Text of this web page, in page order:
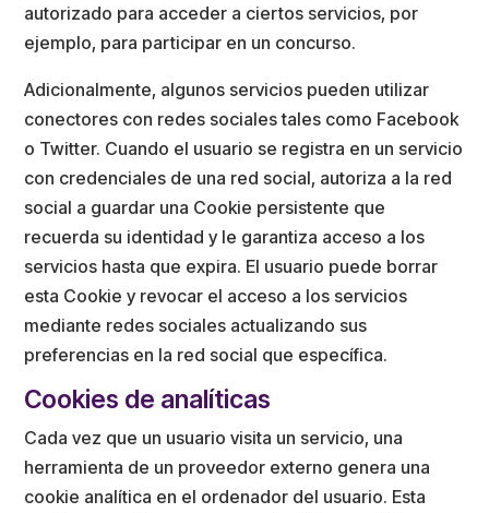
autorizado para acceder a ciertos servicios, por
ejemplo, para participar en un concurso.
Adicionalmente, algunos servicios pueden utilizar
conectores con redes sociales tales como Facebook
o Twitter. Cuando el usuario se registra en un servicio
con credenciales de una red social, autoriza a la red
social a guardar una Cookie persistente que
recuerda su identidad y le garantiza acceso a los
servicios hasta que expira. El usuario puede borrar
esta Cookie y revocar el acceso a los servicios
mediante redes sociales actualizando sus
preferencias en la red social que específica.
Cookies de analíticas
Cada vez que un usuario visita un servicio, una
herramienta de un proveedor externo genera una
cookie analítica en el ordenador del usuario. Esta